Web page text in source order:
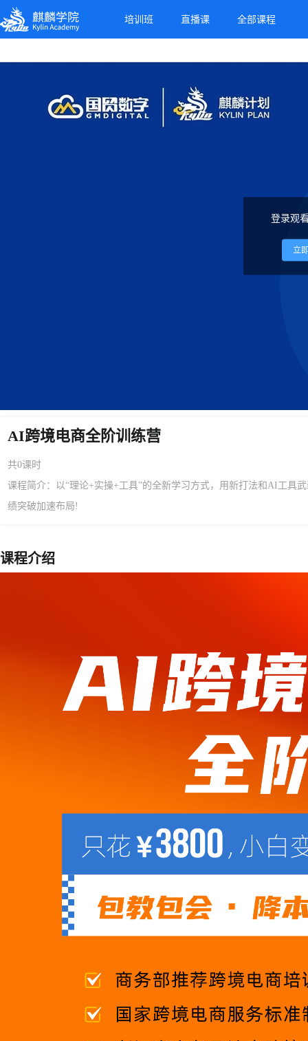
麒麟学院
Kylin Academy 培训班 直播课 全部课程
登录观
立
AI跨境电商全阶训练营
共0课时
课程简介：以“理论+实操+工具”的全新学习方式，用新打法和AI工具
绩突破加速布局!
课程介绍